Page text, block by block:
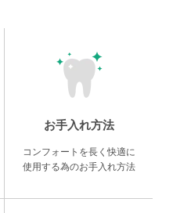
お手入れ方法
コンフォートを長く快適に
使用する為のお手入れ方法